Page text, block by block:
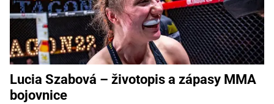
Lucia Szabová – životopis a zápasy MMA
bojovnice